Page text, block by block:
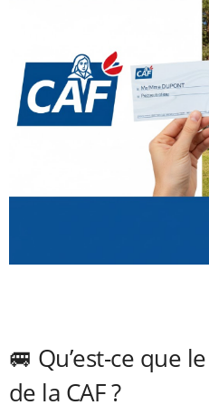
🚐 Qu’est-ce que
de la CAF ?